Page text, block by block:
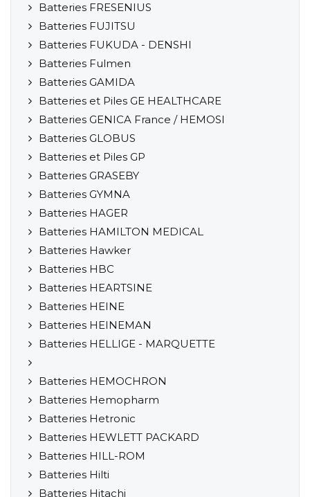
Batteries FRESENIUS
Batteries FUJITSU
Batteries FUKUDA - DENSHI
Batteries Fulmen
Batteries GAMIDA
Batteries et Piles GE HEALTHCARE
Batteries GENICA France / HEMOSI
Batteries GLOBUS
Batteries et Piles GP
Batteries GRASEBY
Batteries GYMNA
Batteries HAGER
Batteries HAMILTON MEDICAL
Batteries Hawker
Batteries HBC
Batteries HEARTSINE
Batteries HEINE
Batteries HEINEMAN
Batteries HELLIGE - MARQUETTE
Batteries HEMOCHRON
Batteries Hemopharm
Batteries Hetronic
Batteries HEWLETT PACKARD
Batteries HILL-ROM
Batteries Hilti
Batteries Hitachi